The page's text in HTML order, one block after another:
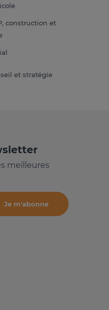
construction et
et stratégie
meilleures
Je m'abonne